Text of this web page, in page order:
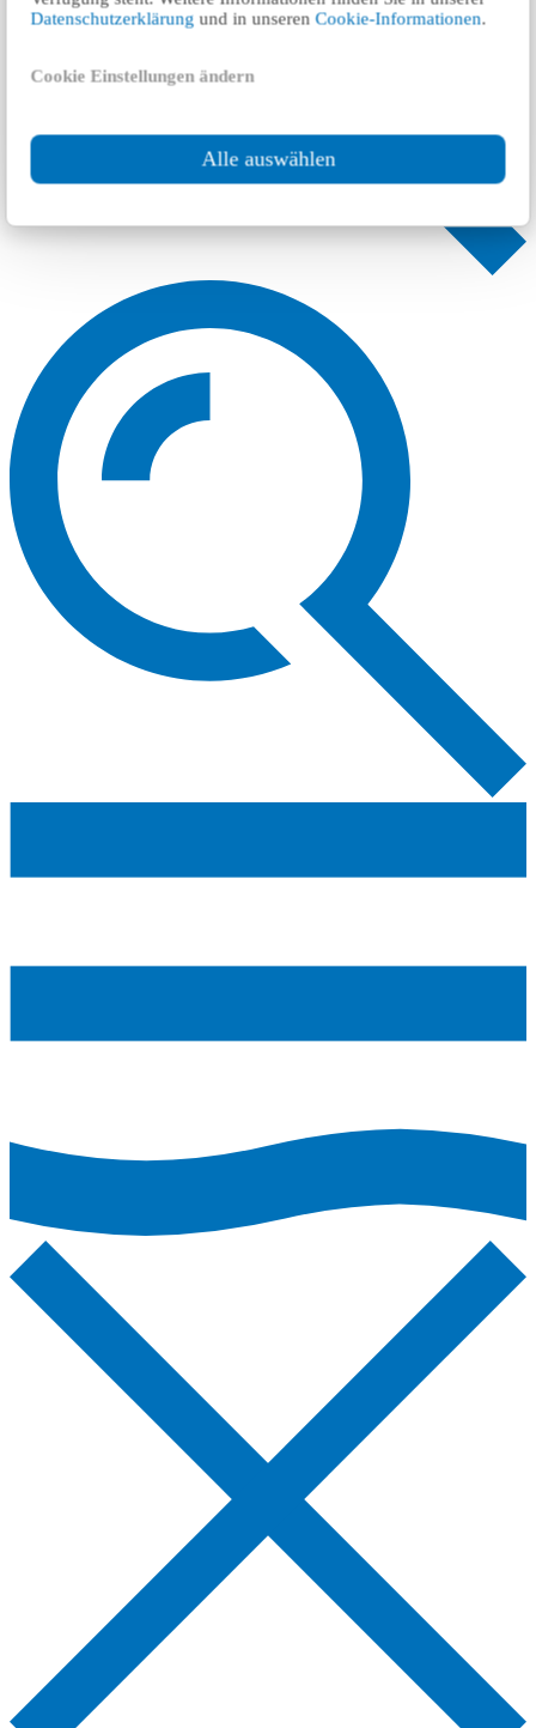
Datenschutzerklärung und in unserenCookie-Informationen.
Cookie Einstellungen ändern
Alle auswählen